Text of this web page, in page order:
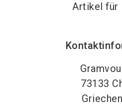
Artikel für
73133